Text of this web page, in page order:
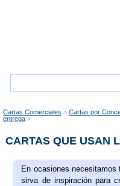
Cartas Comerciales Cartas por
entrega
CARTAS QUE USAN
En ocasiones necesitamos
sirva de inspiración para